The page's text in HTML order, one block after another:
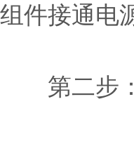
组件接通电
第二步：